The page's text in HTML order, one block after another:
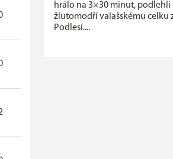
hrálo na 3×30 minut, podlehli
žlutomodří valašskému celku
Podlesí....